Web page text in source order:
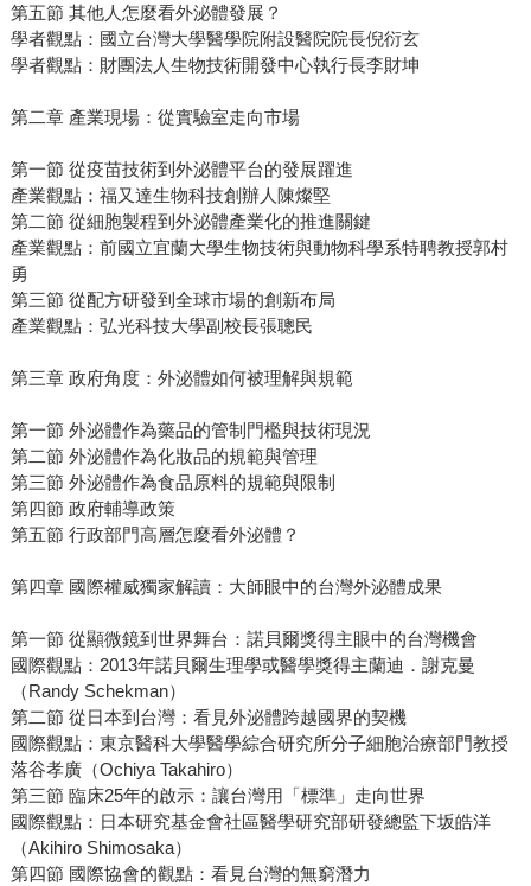
第五節 其他人怎麼看外泌體發展？
學者觀點：國立台灣大學醫學院附設醫院院長倪衍玄
學者觀點：財團法人生物技術開發中心執行長李財坤
第二章 產業現場：從實驗室走向市場
第一節 從疫苗技術到外泌體平台的發展躍進
產業觀點：福又達生物科技創辦人陳燦堅
第二節 從細胞製程到外泌體產業化的推進關鍵
產業觀點：前國立宜蘭大學生物技術與動物科學系特聘教授郭村
勇
第三節 從配方研發到全球市場的創新布局
產業觀點：弘光科技大學副校長張聰民
第三章 政府角度：外泌體如何被理解與規範
第一節 外泌體作為藥品的管制門檻與技術現況
第二節 外泌體作為化妝品的規範與管理
第三節 外泌體作為食品原料的規範與限制
第四節 政府輔導政策
第五節 行政部門高層怎麼看外泌體？
第四章 國際權威獨家解讀：大師眼中的台灣外泌體成果
第一節 從顯微鏡到世界舞台：諾貝爾獎得主眼中的台灣機會
國際觀點：2013年諾貝爾生理學或醫學獎得主蘭迪．謝克曼
（Randy Schekman）
第二節 從日本到台灣：看見外泌體跨越國界的契機
國際觀點：東京醫科大學醫學綜合研究所分子細胞治療部門教授
落谷孝廣（Ochiya Takahiro）
第三節 臨床25年的啟示：讓台灣用「標準」走向世界
國際觀點：日本研究基金會社區醫學研究部研發總監下坂皓洋
（Akihiro Shimosaka）
第四節 國際協會的觀點：看見台灣的無窮潛力